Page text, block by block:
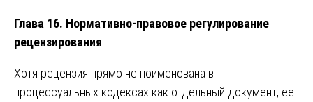
Глава 16. Нормативно-правовое регулирование
рецензирования
Хотя рецензия прямо не поименована в
процессуальных кодексах как отдельный документ, ее